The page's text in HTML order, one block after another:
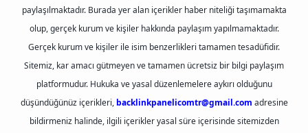
paylaşılmaktadır. Burada yer alan içerikler haber niteliği taşımamakta
olup, gerçek kurum ve kişiler hakkında paylaşım yapılmamaktadır.
Gerçek kurum ve kişiler ile isim benzerlikleri tamamen tesadüfidir.
Sitemiz, kar amacı gütmeyen ve tamamen ücretsiz bir bilgi paylaşım
platformudur. Hukuka ve yasal düzenlemelere aykırı olduğunu
düşündüğünüz içerikleri, backlinkpanelicomtr@gmail.com adresine
bildirmeniz halinde, ilgili içerikler yasal süre içerisinde sitemizden